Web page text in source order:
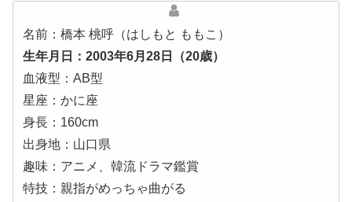
名前：橋本 桃呼（はしもと ももこ）
生年月日：2003年6月28日（20歳）
血液型：AB型
星座：かに座
身長：160cm
出身地：山口県
趣味：アニメ、韓流ドラマ鑑賞
特技：親指がめっちゃ曲がる